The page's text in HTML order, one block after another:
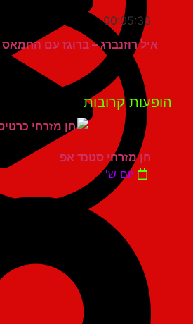
00:05:36
איל רוזנברג – ברוגז עם החמאס
קרובות
חן מזרחי סטנד אפ
יום ש'